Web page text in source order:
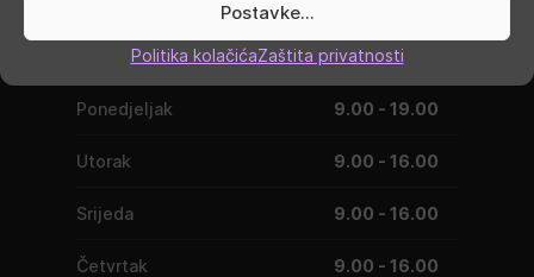
Postavke...
Politika kolačićaZaštita privatnosti
RADNO VRIJEME
Ponedjeljak 9.00 - 19.00
Utorak 9.00 - 16.00
Srijeda 9.00 - 16.00
Četvrtak 9.00 - 16.00